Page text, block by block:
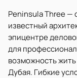
Peninsula Three —
известный
эпицентре
для
возможность
Дубая. Гибкие